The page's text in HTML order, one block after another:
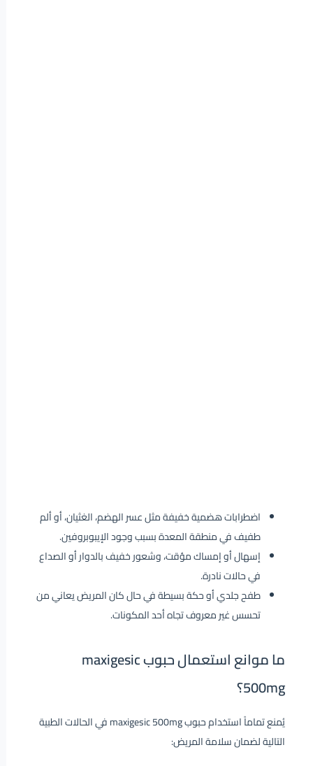
اضطرابات هضمية خفيفة مثل عسر الهضم، الغثيان، أو ألم
طفيف في منطقة المعدة بسبب وجود الإيبوبروفين.
إسهال أو إمساك مؤقت، وشعور خفيف بالدوار أو الصداع
في حالات نادرة.
طفح جلدي أو حكة بسيطة في حال كان المريض يعاني من
تحسس غير معروف تجاه أحد المكونات.
ما موانع استعمال حبوب maxigesic
500mg؟
يُمنع تماماً استخدام حبوب maxigesic 500mg في الحالات الطبية
التالية لضمان سلامة المريض: